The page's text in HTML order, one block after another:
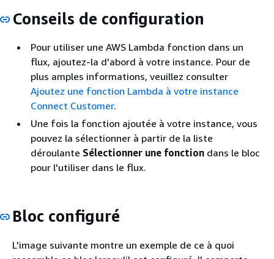
Conseils de configuration
Pour utiliser une AWS Lambda fonction dans un
flux, ajoutez-la d'abord à votre instance. Pour de
plus amples informations, veuillez consulter
Ajoutez une fonction Lambda à votre instance
Connect Customer.
Une fois la fonction ajoutée à votre instance, vous
pouvez la sélectionner à partir de la liste
déroulante Sélectionner une fonction dans le bloc
pour l'utiliser dans le flux.
Bloc configuré
L'image suivante montre un exemple de ce à quoi